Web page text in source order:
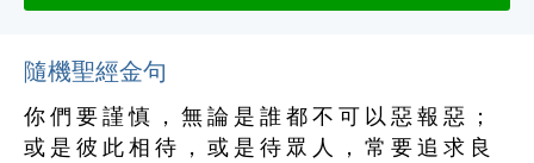
隨機聖經金句
你 們 要 謹 慎 ， 無 論 是 誰 都 不 可 以 惡 報 惡 ；
或 是 彼 此 相 待 ， 或 是 待 眾 人 ， 常 要 追 求 良